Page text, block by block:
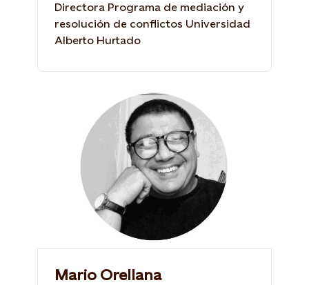
Directora Programa de mediación y
resolución de conflictos Universidad
Alberto Hurtado
Mario Orellana